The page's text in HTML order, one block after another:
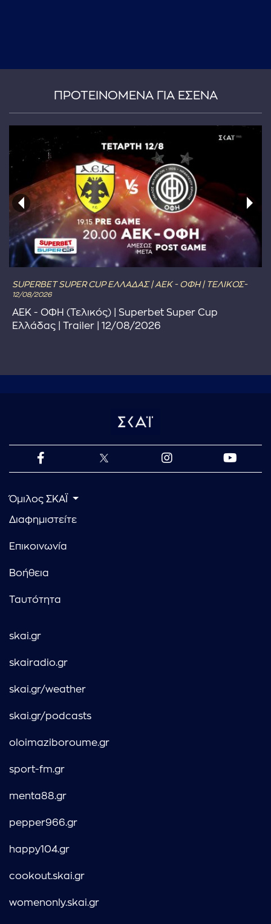
ΠΡΟΤΕΙΝΟΜΕΝΑ ΓΙΑ ΕΣΕΝΑ
SUPERBET SUPER CUP ΕΛΛΑΔΑΣ | ΑΕΚ - ΟΦΗ | ΤΕΛΙΚΟΣ-
12/08/2026
ΑΕΚ - ΟΦΗ (Τελικός) | Superbet Super Cup
Ελλάδας | Trailer | 12/08/2026
Όμιλος ΣΚΑΪ
Διαφημιστείτε
Επικοινωνία
Βοήθεια
Ταυτότητα
skai.gr
skairadio.gr
skai.gr/weather
skai.gr/podcasts
oloimaziboroume.gr
sport-fm.gr
menta88.gr
pepper966.gr
happy104.gr
cookout.skai.gr
womenonly.skai.gr